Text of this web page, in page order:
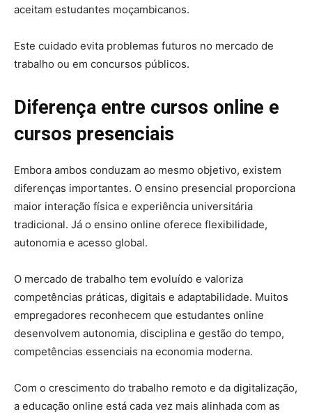
aceitam estudantes moçambicanos.
Este cuidado evita problemas futuros no mercado de
trabalho ou em concursos públicos.
Diferença entre cursos online e
cursos presenciais
Embora ambos conduzam ao mesmo objetivo, existem
diferenças importantes. O ensino presencial proporciona
maior interação física e experiência universitária
tradicional. Já o ensino online oferece flexibilidade,
autonomia e acesso global.
O mercado de trabalho tem evoluído e valoriza
competências práticas, digitais e adaptabilidade. Muitos
empregadores reconhecem que estudantes online
desenvolvem autonomia, disciplina e gestão do tempo,
competências essenciais na economia moderna.
Com o crescimento do trabalho remoto e da digitalização,
a educação online está cada vez mais alinhada com as